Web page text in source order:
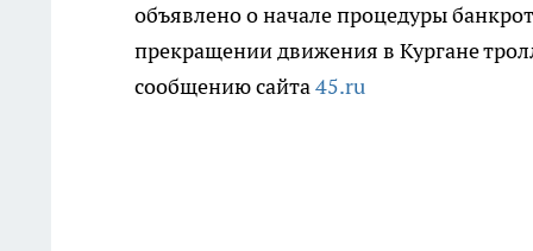
объявлено о начале процедуры
прекращении движения в Кургане
сообщению сайта45.ru